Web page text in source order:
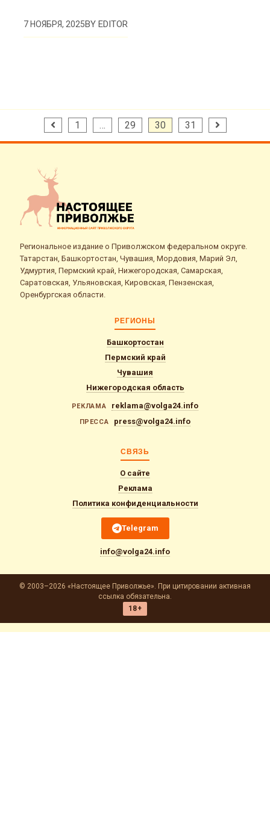
7 НОЯБРЯ, 2025BY EDITOR
Пагинация
записей
1 … 29 30 31
Региональное издание о Приволжском федеральном округе.
Татарстан, Башкортостан, Чувашия, Мордовия, Марий Эл,
Удмуртия, Пермский край, Нижегородская, Самарская,
Саратовская, Ульяновская, Кировская, Пензенская,
Оренбургская области.
РЕГИОНЫ
Башкортостан
Пермский край
Чувашия
Нижегородская область
РЕКЛАМА reklama@volga24.info
ПРЕССА press@volga24.info
СВЯЗЬ
О сайте
Реклама
Политика конфиденциальности
Telegram
info@volga24.info
© 2003–2026 «Настоящее Приволжье». При цитировании активная
ссылка обязательна.
18+